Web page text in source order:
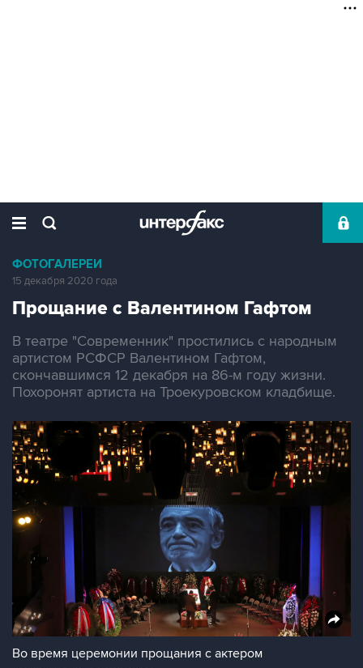
ФОТОГАЛЕРЕИ
15 декабря 2020 года
Прощание с Валентином Гафтом
В театре "Современник" простились с народным
артистом РСФСР Валентином Гафтом,
скончавшимся 12 декабря на 86-м году жизни.
Похоронят артиста на Троекуровском кладбище.
Во время церемонии прощания с актером